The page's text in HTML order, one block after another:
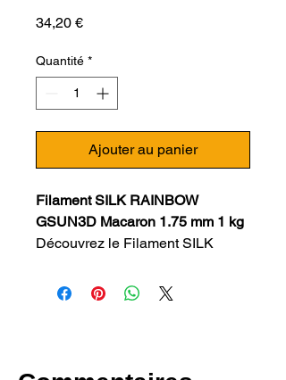
34,20 €Prix
Quantité *
Ajouter au panier
Filament SILK RAINBOW
GSUN3D Macaron 1.75 mm 1 kg
Découvrez le Filament SILK
1.75 mm 1 kg, un filament de
ans. Recommandé par LV3D, ce